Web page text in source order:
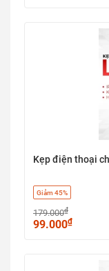
Kẹp điện thoại
Giảm 45%
179.000₫
99.000₫